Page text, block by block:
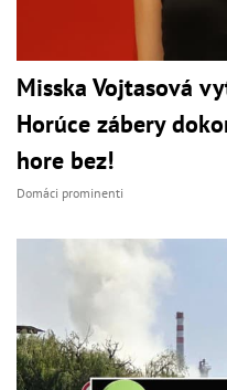
Misska Vojtasová
Horúce zábery
hore bez!
Domáci prominenti